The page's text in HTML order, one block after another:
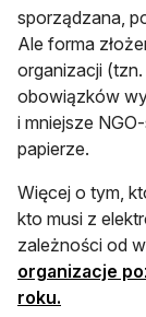
sporządzana,
Ale forma
organizacji
obowiązków
i mniejsze
papierze.
Więcej o tym,
kto musi z
zależności od
organizacje
roku.